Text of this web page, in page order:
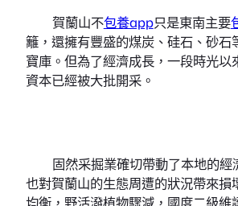
賀蘭山不包養app只是東南主要
籬，還擁有豐盛的煤炭、硅石、砂石
寶庫。但為了經濟成長，一段時光以
資本已經被大批開采。
固然采掘業確切帶動了本地的經
也對賀蘭山的生態周遭的狀況帶來損